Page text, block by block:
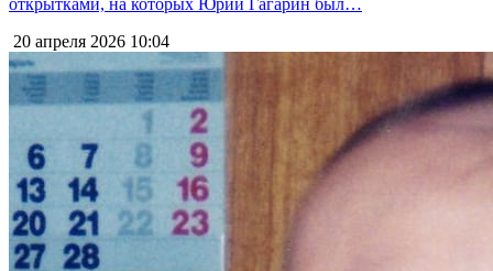
открытками, на которых Юрий Гагарин был…
20 апреля 2026 10:04